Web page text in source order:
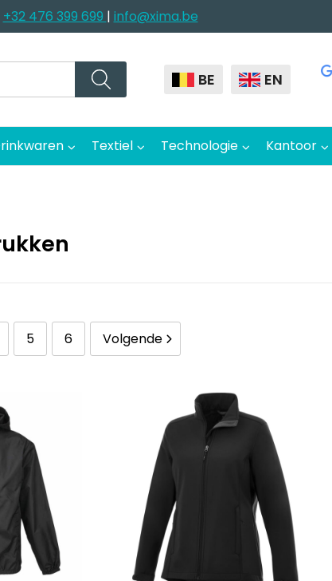
+32 476 399 699 | info@xima.be
BE EN
Textiel Technologie Kantoor
5 6 Volgende